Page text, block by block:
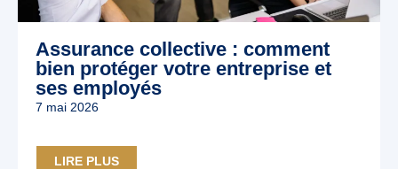
Assurance collective : comment
bien protéger votre entreprise et
ses employés
7 mai 2026
LIRE PLUS